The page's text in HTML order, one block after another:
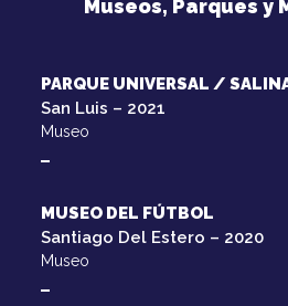
Museos, Parques y
PARQUE UNIVERSAL /
San Luis – 2021
Museo
MUSEO DEL FÚTBOL
Santiago Del Estero – 2020
Museo